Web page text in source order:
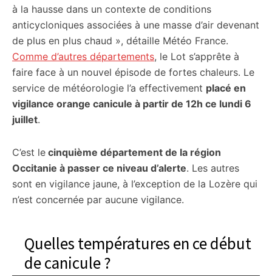
à la hausse dans un contexte de conditions
anticycloniques associées à une masse d’air devenant
de plus en plus chaud », détaille Météo France.
Comme d’autres départements, le Lot s’apprête à
faire face à un nouvel épisode de fortes chaleurs. Le
service de météorologie l’a effectivement placé en
vigilance orange canicule à partir de 12h ce lundi 6
juillet.
C’est le cinquième département de la région
Occitanie à passer ce niveau d’alerte. Les autres
sont en vigilance jaune, à l’exception de la Lozère qui
n’est concernée par aucune vigilance.
Quelles températures en ce début
de canicule ?